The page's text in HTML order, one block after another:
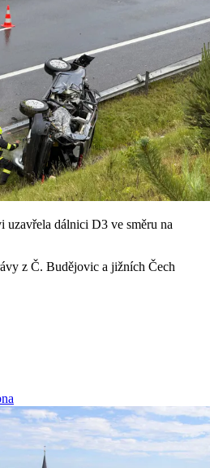
uzavřela dálnici D3 ve směru na
z Č. Budějovic a jižních Čech